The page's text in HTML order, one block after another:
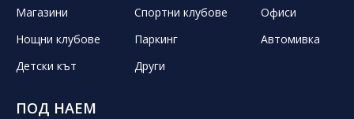
Магазини Спортни клубове
Офиси
Нощни клубове
Паркинг
Автомивка
Детски кът
Други
ПОД НАЕМ